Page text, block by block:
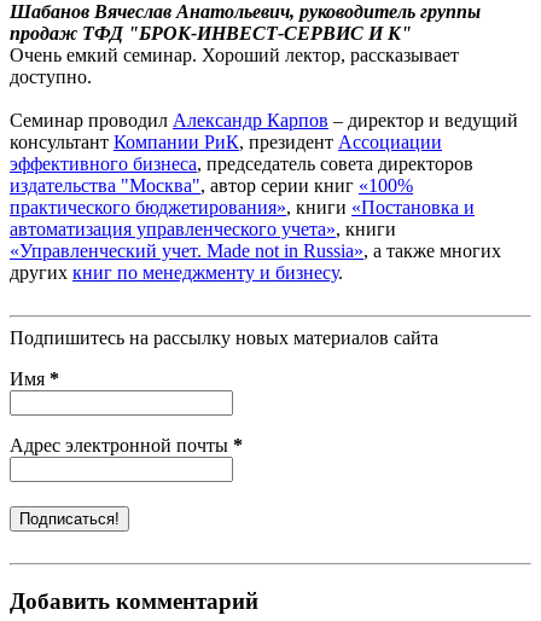
Шабанов Вячеслав Анатольевич, руководитель группы
продаж ТФД "БРОК-ИНВЕСТ-СЕРВИС И К"
Очень емкий семинар. Хороший лектор, рассказывает
доступно.
Семинар проводил Александр Карпов – директор и ведущий
консультант Компании РиК, президент Ассоциации
эффективного бизнеса, председатель совета директоров
издательства "Москва", автор серии книг «100%
практического бюджетирования», книги «Постановка и
автоматизация управленческого учета», книги
«Управленческий учет. Made not in Russia», а также многих
других книг по менеджменту и бизнесу.
Подпишитесь на рассылку новых материалов сайта
Имя *
Адрес электронной почты *
Добавить комментарий